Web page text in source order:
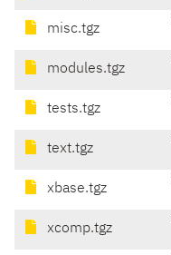
misc.tgz
modules.tgz
tests.tgz
text.tgz
xbase.tgz
xcomp.tgz